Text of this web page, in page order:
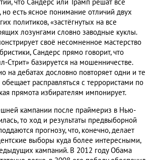
что Сандерс или Трамп решат все
есть ясное понимание отличий двух
политиков, «застёгнутых на все
лозунгами словно заводные куклы.
своё несомненное мастерство
Сандерс прямо говорит, что
Стрит» базируется на мошенничестве.
на дебатах дословно повторяет одни и те
расправляться с террористами по
прямота избирателям импонирует.
кампании после праймериз в Нью-
то ход и результаты предвыборной
прогнозу, что, конечно, делает
выборы куда более интересными,
кампаний. В 2012 году Обама